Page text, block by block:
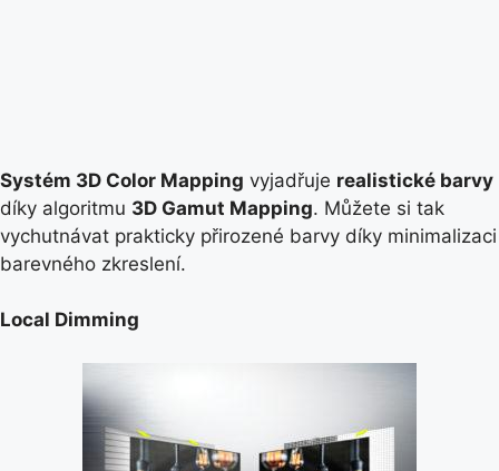
Systém 3D Color Mapping vyjadřuje realistické barvy
díky algoritmu 3D Gamut Mapping. Můžete si tak
vychutnávat prakticky přirozené barvy díky minimalizaci
barevného zkreslení.
Local Dimming